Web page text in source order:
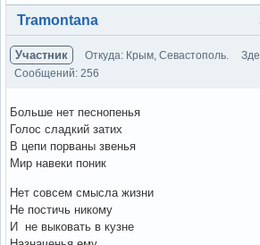
Вне форума
Tramontana
Участник Откуда: Крым, Севастополь.
Сообщений: 256
Больше нет песнопенья
Голос сладкий затих
В цепи порваны звенья
Мир навеки поник
Нет совсем смысла жизни
Не постичь никому
И не выковать в кузне